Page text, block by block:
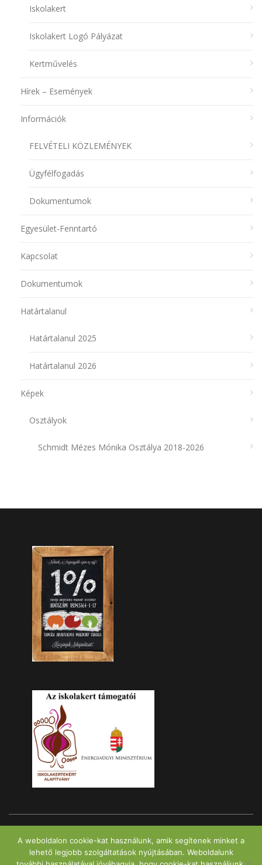
Iskolakert
Iskolakert Logó Pályázat
Kertművelés
Hírek – Események
Információk
FELVÉTELI KÖZLEMÉNYEK
Ügyfélfogadás
Dokumentumok
Egyesület-Fenntartó
Kapcsolat
Dokumentumok
Határtalanul
Határtalanul 2025
Határtalanul 2026
Képek
Osztályok
Schmidt Mézes Mónika Osztálya 2018-2026
Minden jog fenntartva! - Tamási Waldorf Intézmény | WordPress Theme:
Enlighten
A weboldalon cookie-kat használunk, amik segítenek minket a
lehető legjobb szolgáltatások nyújtásában. Weboldalunk